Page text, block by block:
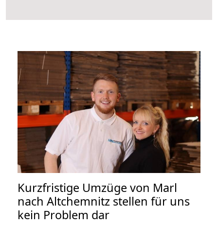
Kurzfristige Umzüge von Marl
nach Altchemnitz stellen für uns
kein Problem dar